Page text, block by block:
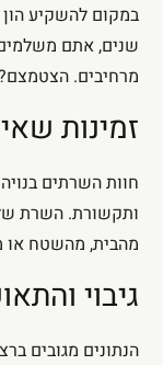
במקום להשקיע
שנים, אתם
מרחיבים.
זמינות
חוות השרתים
ותקשורת. השרת
מהבית, מהשטח או
גיבוי
הנתונים מגובים